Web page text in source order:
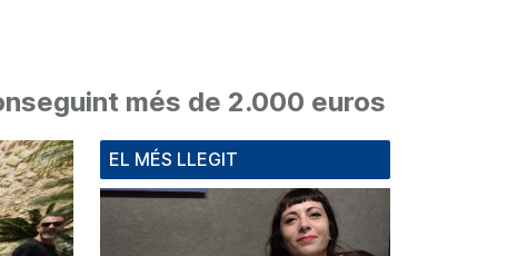
més de 2.000 euros
EL MÉS LLEGIT